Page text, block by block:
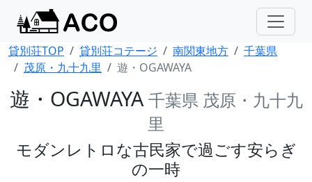
貸別荘TOP 貸別荘コテージ 南関東地方
千葉県
茂原・九十九里
遊・OGAWAYA
遊・OGAWAYA千葉県 茂原・九十九
里
モダンレトロな古民家で過ごす安らぎ
の一時